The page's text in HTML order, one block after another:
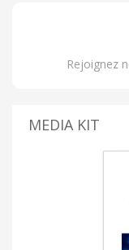
Rejoignez
MEDIA KIT